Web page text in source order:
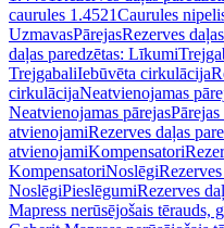
caurules 1.4521Caurules
UzmavasPārejasRezerves
daļas paredzētas: Līkumi
TrejgabaliIebūvēta cirkulācija
cirkulācijaNeatvienojamas
Neatvienojamas pārejas
atvienojamiRezerves daļas
atvienojamiKompensatori
KompensatoriNoslēgi
NoslēgiPieslēgumiRezerves
Mapress nerūsējošais tērauds,